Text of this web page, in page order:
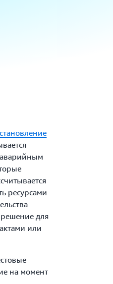
аварийным
ресурсами
решение для
или
на момент